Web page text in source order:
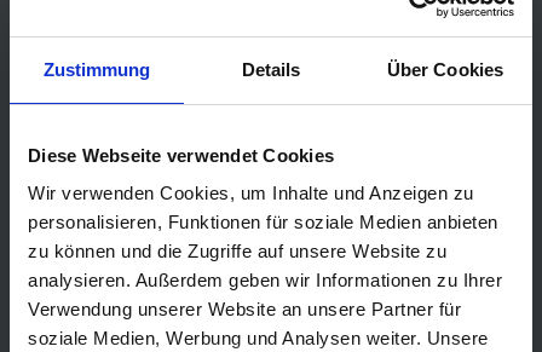
Zustimmung Details Über Cookies
Diese Webseite verwendet Cookies
Wir verwenden Cookies, um Inhalte und Anzeigen zu
personalisieren, Funktionen für soziale Medien anbieten
zu können und die Zugriffe auf unsere Website zu
analysieren. Außerdem geben wir Informationen zu Ihrer
Verwendung unserer Website an unsere Partner für
soziale Medien, Werbung und Analysen weiter. Unsere
Orient Kreuzfahrt
Kreuzfahrt Mittelmeer
Kreuzfahrt Nordkap
Kreuzfahrt Asien
Kreuzfahrt Island
Kreuzfahrt Südamerika